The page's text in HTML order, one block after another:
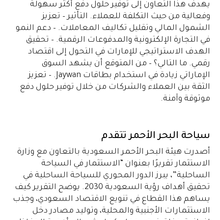
يهدف هذا التعاون إلى توفير حلول دفع أكثر سهولة
وفعالية من حيث التكلفة للعملاء. التأثير– تعزيز
الشمول المالي وتقليل تكاليف المعاملات. – دعم النمو
في التجارة الإلكترونية والمدفوعات الرقمية. – تحقيق
الهدف الاستراتيجي للإمارات في التحول إلى اقتصاد
رقمي. ما التالي؟ – من المتوقع أن يشهد السوق
الإماراتي زيادة في استخدام بطاقات Jaywan. – تعزيز
الثقة بين العملاء والشركات من خلال توفير حلول دفع
موثوقة وآمنة.
سياحة البحر الأحمر تتقدم
أصدرت هيئة البحر الأحمر السعودية بالتعاون مع وزارة
الاستثمار تقريرًا بعنوان “الاستثمار في السياحة
الساحلية”، يبرز الدور المحوري للسياحة الساحلية في
تحقيق أهداف رؤية السعودية 2030. يوضح التقرير كيف
يساهم هذا القطاع في تنويع الاقتصاد السعودي، وجذب
الاستثمارات الأجنبية والمحلية، وتوليد مصادر دخل